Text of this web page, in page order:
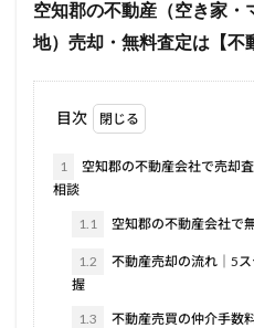
空知郡の不動産（空き家・
地）売却・無料査定は【不
目次
1
空知郡の不動産会社で売却
相談
1.1 空知郡の不動産会社で
1.2
不動産売却の流れ｜5
握
1.3 不動産売買の仲介手数